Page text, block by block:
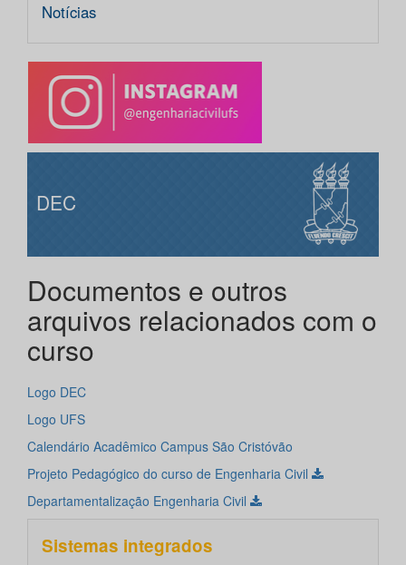
Notícias
DEC
Documentos e outros
arquivos relacionados com o
curso
Logo DEC
Logo UFS
Calendário Acadêmico Campus São Cristóvão
Projeto Pedagógico do curso de Engenharia Civil
Departamentalização Engenharia Civil
Sistemas integrados